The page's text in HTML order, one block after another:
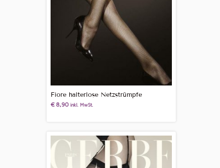
Fiore halterlose Netzstrümpfe
€8,90 inkl. MwSt.